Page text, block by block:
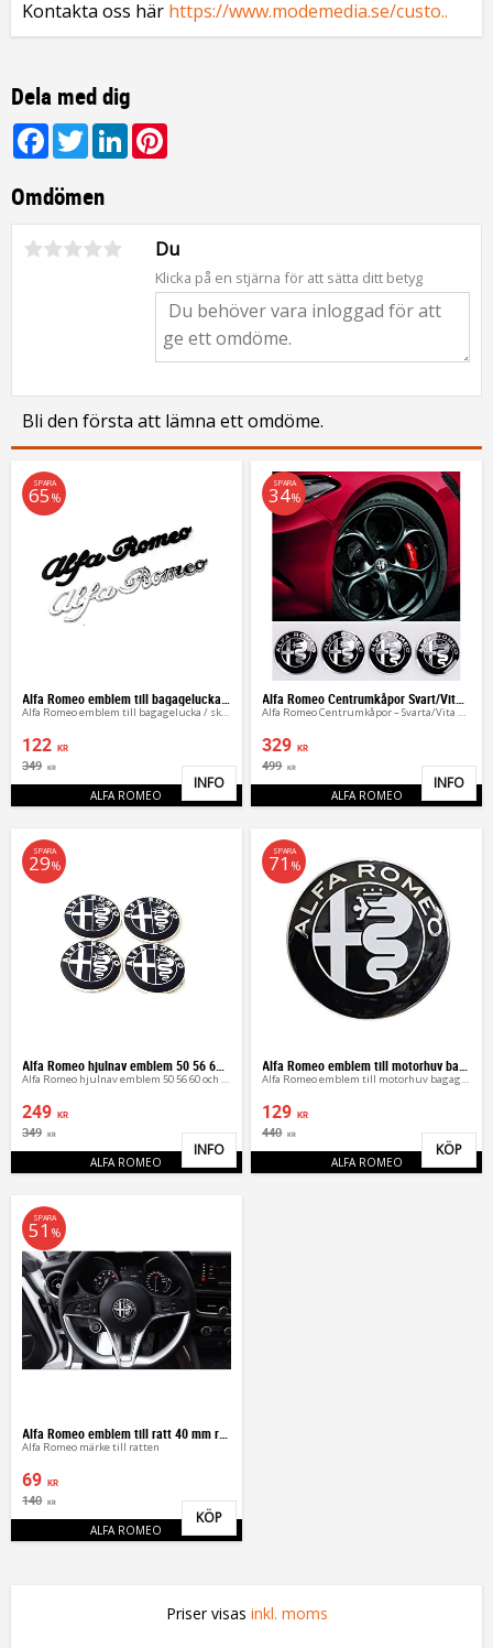
Kontakta oss här https://www.modemedia.se/custo..
Dela med dig
Facebook
TwitterLinkedIn
Omdömen
Du
Klicka på en stjärna för att sätta ditt betyg
Bli den första att lämna ett omdöme.
Alfa Romeo emblem till bagagelucka / skärmar
122 KR
349 KR
SPARA
65 %
ALFA ROMEO Lägg till i favoriter
INFO
Alfa Romeo Centrumkåpor – Svarta/Vita Navkåpor (4st)
329 KR
499 KR
SPARA
34%
ALFA ROMEO
INFO
Alfa Romeo hjulnav emblem 50 56 60 65 mm
Alfa Romeo hjulnav emblem 50 56 60 och 65 mm
249 KR
349 KR
SPARA
29%
ALFA ROMEO Lägg till i favoriter
INFO
Alfa Romeo emblem till motorhuv bagagelucka
Alfa Romeo emblem till motorhuv bagagelucka
129 KR
440 KR
SPARA
71 %
ALFA ROMEO
KÖP
Alfa Romeo märke till ratten
69 KR
140 KR
SPARA
51 %
ALFA ROMEO Lägg till i favoriter
KÖP
Priser visas inkl. moms